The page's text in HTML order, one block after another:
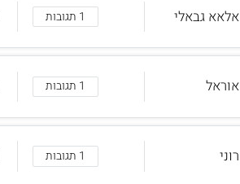
אלאא גבאלי 1 תגובות
אוראל 1 תגובות
רוני 1 תגובות